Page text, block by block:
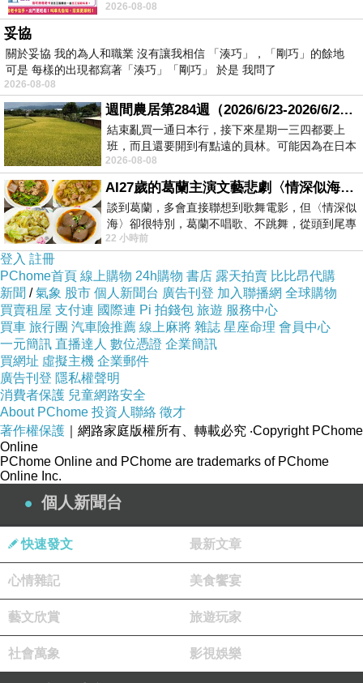
要編列公視和Taiwan plus預算，在110年
2026-08-08
妥協
關於妥協 我的為人和職業 沒有讓我相信 「湊巧」，「剛巧」的餘地
可是 每樣的出現都寫著「湊巧」「剛巧」 於是 我問了
2026-08-08
週間農居第284週（2026/6/23-2026/6/24) 夏至 金黃稻浪洋溢豐收喜悅
結束亂買一通日本行，接下來星期一三四都要上
班，而且還要開到有點遠的員林。可能因為在日本
花不少錢，星期一出門上班時，心裡沒有一
2026-08-08
AI27歲的葛蘭主演文藝悲劇〈情深似海〉 #戀上老電影 #葛蘭 #粟子
談到葛蘭，多會直接聯想到歌舞電影，但〈情深似
海〉卻很特別，葛蘭不唱歌、不跳舞，從頭到尾專
心演戲。拍攝期間，經常工作超過12個鐘
22 小時前
登入 註冊
PChome首頁 線上購物 24h購物 書店 露天拍賣 比比昂代購
新聞 /氣象 股市 個人新聞台 廣告刊登 加入聯播網 全球購物
買賣租屋 支付連 國際連 Pi 拍錢包 旅遊 服務中心
買車 旅行團 汽車險推薦 線上麻將 雜誌 星座命理 會員中心
一元簡訊 直播達人 數位憑證 企業簡訊
買網址 虛擬主機 企業郵件
廣告刊登 隱私權聲明
消費者保護 兒童網路安全
About PChome 投資人聯絡 徵才
著作權保護 ｜網路家庭版權所有、轉載必究 ‧Copyright PChome
Online
PChome Online and PChome are trademarks of PChome
Online Inc.
個人新聞台
快速發文 最新文章
心情雜記 美食饗宴
藝文欣賞 旅遊玩家
社會萬象 影視娛樂